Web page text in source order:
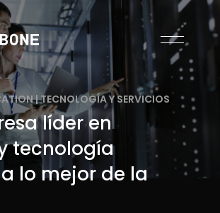
|TECNOLOGÍA Y SERVICIOS
líder en
tecnología
lo mejor de la